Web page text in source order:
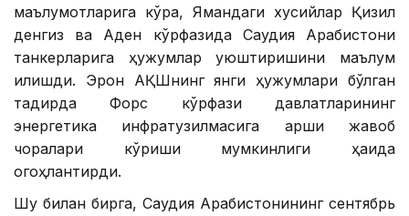
маълумотларига кўра, Ямандаги хусийлар Қизил
денгиз ва Аден кўрфазида Саудия Арабистони
танкерларига ҳужумлар уюштиришини маълум
қилишди. Эрон АҚШнинг янги ҳужумлари бўлган
тақдирда Форс кўрфази давлатларининг
энергетика инфратузилмасига қарши жавоб
чоралари кўриши мумкинлиги ҳақида
огоҳлантирди.
Шу билан бирга, Саудия Арабистонининг сентябрь